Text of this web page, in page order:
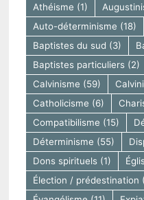
Athéisme (1)
Auto-déterminisme (18)
Baptistes du sud (3)
Baptistes particuliers(2)
Calvinisme (59)
Catholicisme (6)
Compatibilisme (15)
Déterminisme (55)
Dons spirituels(1)
Élection / prédestination